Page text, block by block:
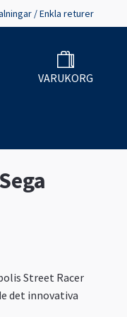
/ Enkla returer
VARUKORG
Street Racer
det innovativa